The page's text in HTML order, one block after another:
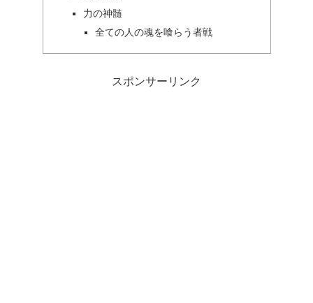
力の神髄
全ての人の魂を喰らう者戦
スポンサーリンク